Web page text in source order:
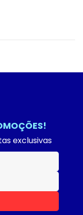
exclusivas